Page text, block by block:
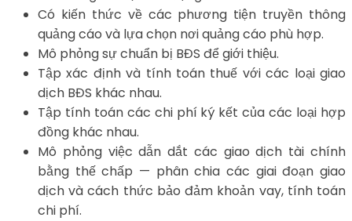
Có kiến thức về các phương tiện truyền thông
quảng cáo và lựa chọn nơi quảng cáo phù hợp.
Mô phỏng sự chuẩn bị BĐS để giới thiệu.
Tập xác định và tính toán thuế với các loại giao
dịch BĐS khác nhau.
Tập tính toán các chi phí ký kết của các loại hợp
đồng khác nhau.
Mô phỏng việc dẫn dắt các giao dịch tài chính
bằng thế chấp — phân chia các giai đoạn giao
dịch và cách thức bảo đảm khoản vay, tính toán
chi phí.